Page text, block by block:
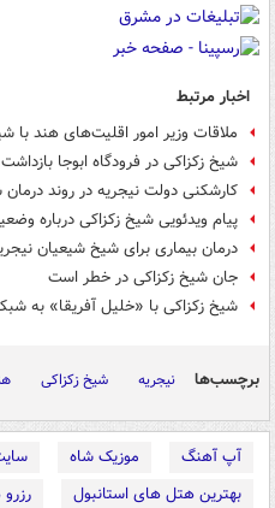
اخبار مرتبط
ملاقات وزیر امور اقلیت‌های هند
شیخ زکزاکی در فرودگاه ابوجا
کارشکنی دولت نیجریه در روند
پیام ویدئویی شیخ زکزاکی درباره
درمان بیماری برای شیخ شیعیان
جان شیخ زکزاکی در خطر است
شیخ زکزاکی با «خلیل آفریقا» به
برچسب‌ها نیجریه شیخ زکزاکی
آپ آهنگ موزیک شاه
بهترین هتل های استانبول